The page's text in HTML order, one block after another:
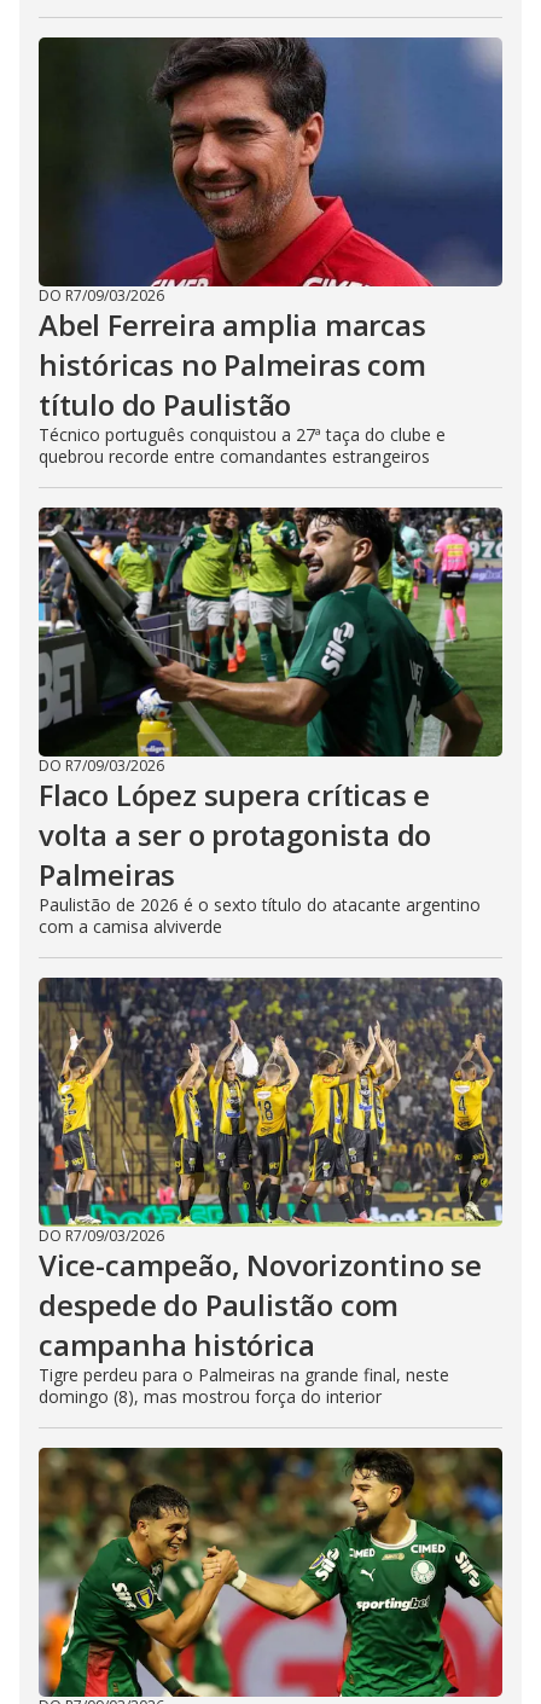
DO R7/09/03/2026
Abel Ferreira amplia marcas
históricas no Palmeiras com
título do Paulistão
Técnico português conquistou a 27ª taça do clube e
quebrou recorde entre comandantes estrangeiros
DO R7/09/03/2026
Flaco López supera críticas e
volta a ser o protagonista do
Palmeiras
Paulistão de 2026 é o sexto título do atacante argentino
com a camisa alviverde
DO R7/09/03/2026
Vice-campeão, Novorizontino se
despede do Paulistão com
campanha histórica
Tigre perdeu para o Palmeiras na grande final, neste
domingo (8), mas mostrou força do interior